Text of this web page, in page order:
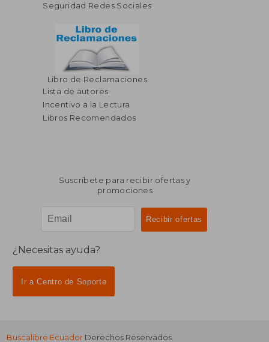
Seguridad Redes Sociales
Libro de Reclamaciones
Lista de autores
Incentivo a la Lectura
Libros Recomendados
Suscríbete para recibir ofertas y
promociones
¿Necesitas ayuda?
Ir a Centro de Soporte
Buscalibre Ecuador Derechos Reservados.